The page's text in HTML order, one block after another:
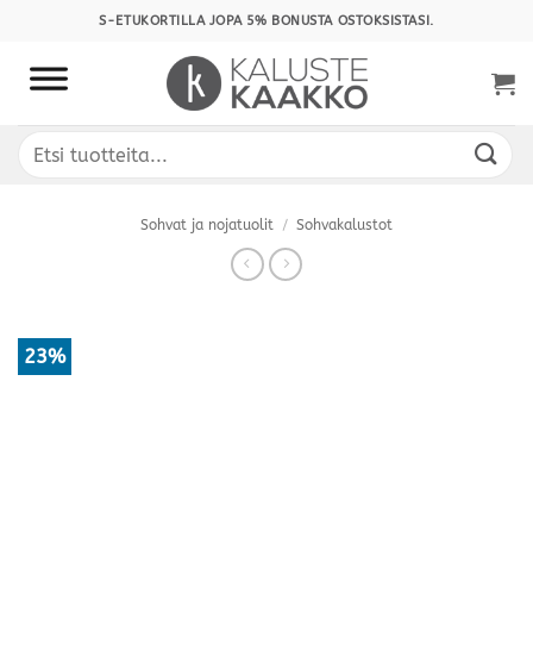
content
S-ETUKORTILLA JOPA 5% BONUSTA OSTOKSISTASI.
Etsi:
Sohvat ja nojatuolit / Sohvakalustot
23%